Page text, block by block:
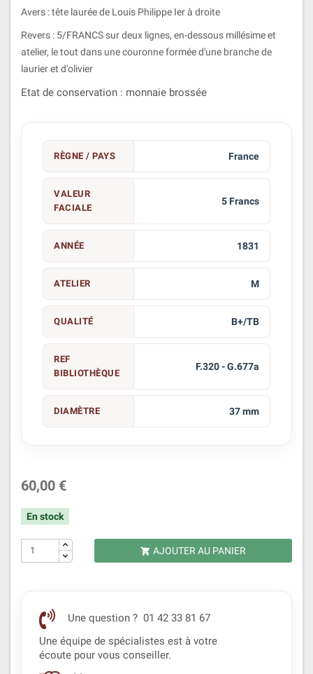
Avers : tête laurée de Louis Philippe Ier à droite
Revers : 5/FRANCS sur deux lignes, en-dessous millésime et
atelier, le tout dans une couronne formée d'une branche de
laurier et d'olivier
Etat de conservation : monnaie brossée
RÈGNE / PAYS France
VALEUR
FACIALE
5 Francs
ANNÉE 1831
ATELIER M
QUALITÉ B+/TB
REF
BIBLIOTHÈQUE
F.320 - G.677a
DIAMÈTRE 37 mm
60,00 €
En stock
 AJOUTER AU PANIER
Une question ? 01 42 33 81 67
Une équipe de spécialistes est à votre
écoute pour vous conseiller.